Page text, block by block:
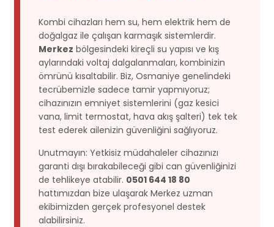
Kombi cihazları hem su, hem elektrik hem de
doğalgaz ile çalışan karmaşık sistemlerdir.
Merkez bölgesindeki kireçli su yapısı ve kış
aylarındaki voltaj dalgalanmaları, kombinizin
ömrünü kısaltabilir. Biz, Osmaniye genelindeki
tecrübemizle sadece tamir yapmıyoruz;
cihazınızın emniyet sistemlerini (gaz kesici
vana, limit termostat, hava akış şalteri) tek tek
test ederek ailenizin güvenliğini sağlıyoruz.
Unutmayın: Yetkisiz müdahaleler cihazınızı
garanti dışı bırakabileceği gibi can güvenliğinizi
de tehlikeye atabilir. 0501 644 18 80
hattımızdan bize ulaşarak Merkez uzman
ekibimizden gerçek profesyonel destek
alabilirsiniz.